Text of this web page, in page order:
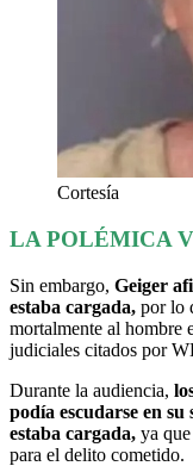
Cortesía
LA POLÉMICA
Sin embargo, Geiger
estaba cargada, por lo
mortalmente al hombre
judiciales citados por
Durante la audiencia,
podía escudarse en
estaba cargada, ya
para el delito cometido.